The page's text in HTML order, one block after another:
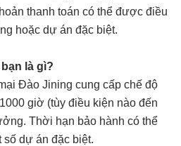
thanh toán có thể được điều
hoặc dự án đặc biệt.
là gì?
Đào Jining cung cấp chế độ
giờ (tùy điều kiện nào đến
Thời hạn bảo hành có thể
dự án đặc biệt.